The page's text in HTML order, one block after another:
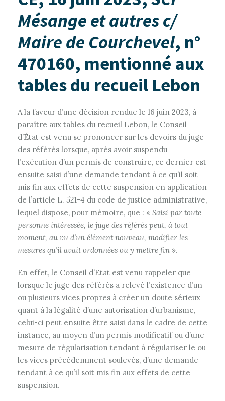
Mésange et autres c/
Maire de Courchevel, n°
470160, mentionné aux
tables du recueil Lebon
A la faveur d’une décision rendue le 16 juin 2023, à
paraître aux tables du recueil Lebon, le Conseil
d’État est venu se prononcer sur les devoirs du juge
des référés lorsque, après avoir suspendu
l’exécution d’un permis de construire, ce dernier est
ensuite saisi d’une demande tendant à ce qu’il soit
mis fin aux effets de cette suspension en application
de l’article L. 521-4 du code de justice administrative,
lequel dispose, pour mémoire, que : « Saisi par toute
personne intéressée, le juge des référés peut, à tout
moment, au vu d’un élément nouveau, modifier les
mesures qu’il avait ordonnées ou y mettre fin ».
En effet, le Conseil d’Etat est venu rappeler que
lorsque le juge des référés a relevé l’existence d’un
ou plusieurs vices propres à créer un doute sérieux
quant à la légalité d’une autorisation d’urbanisme,
celui-ci peut ensuite être saisi dans le cadre de cette
instance, au moyen d’un permis modificatif ou d’une
mesure de régularisation tendant à régulariser le ou
les vices précédemment soulevés, d’une demande
tendant à ce qu’il soit mis fin aux effets de cette
suspension.